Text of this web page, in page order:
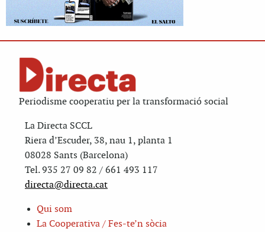
Periodisme cooperatiu per la transformació social
La Directa SCCL
Riera d’Escuder, 38, nau 1, planta 1
08028 Sants (Barcelona)
Tel. 935 27 09 82 / 661 493 117
directa@directa.cat
Qui som
La Cooperativa / Fes-te’n sòcia